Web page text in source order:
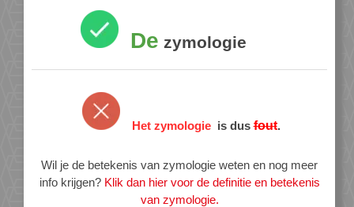
De zymologie
Het zymologie is dusfout.
Wil je de betekenis van zymologie weten en nog meer
info krijgen? Klik dan hier voor de definitie en betekenis
van zymologie.